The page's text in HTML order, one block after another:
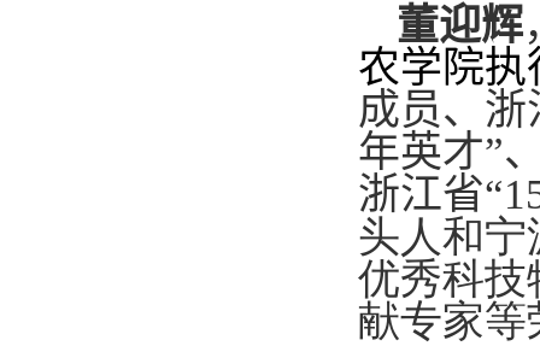
董迎辉
农学院执
成员、 浙
年英才”
浙江省“
头人和
优秀科技
献专家等